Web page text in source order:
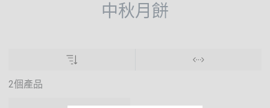
中秋月餅
2個產品